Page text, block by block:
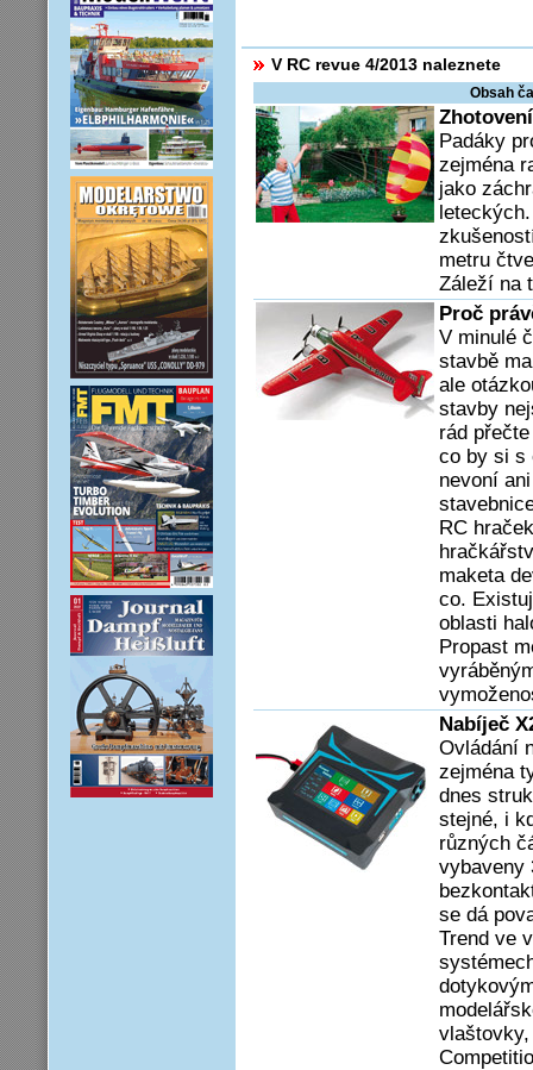
V RC revue 4/2013 naleznete
Obsah
Padáky
zejména
jako
metru
Záleží na
Proč
V minulé
stavbě
ale
stavby
rád
co by si s
nevoní
RC
maketa
co.
oblasti
Propast
Nabíječ
Ovládání
zejména
dnes
stejné, i
různých
vybaveny
se dá
Trend ve
vlaštovky,